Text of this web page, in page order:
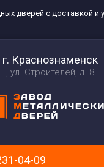
дверей с доставкой и
г. Краснознаменск
ул. Строителей, д. 8
04-09